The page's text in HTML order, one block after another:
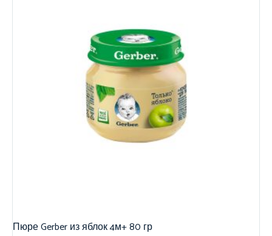
Пюре Gerber из яблок 4м+ 80 гр